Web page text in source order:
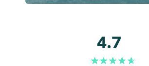
4.7